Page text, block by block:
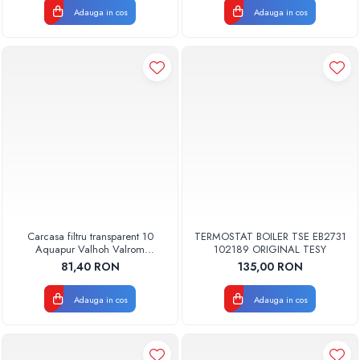
Adauga in cos Adauga in cos
Carcasa filtru transparent 10
Aquapur Valhoh Valrom
AQUA00110001032
81,40 RON
Adauga in cos
TERMOSTAT BOILER TSE EB2731
102189 ORIGINAL TESY
135,00 RON
Adauga in cos